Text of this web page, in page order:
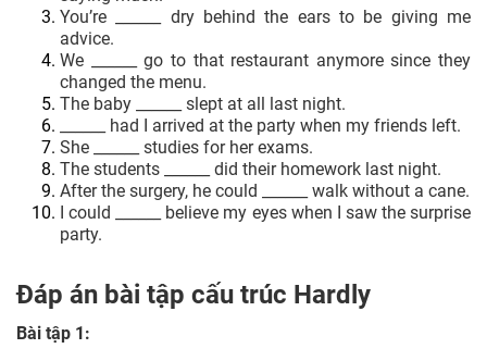
You’re ______ dry behind the ears to be giving me
advice.
We ______ go to that restaurant anymore since they
changed the menu.
The baby ______ slept at all last night.
______ had I arrived at the party when my friends left.
She ______ studies for her exams.
The students ______ did their homework last night.
After the surgery, he could ______ walk without a cane.
I could ______ believe my eyes when I saw the surprise
party.
Đáp án bài tập cấu trúc Hardly
Bài tập 1: